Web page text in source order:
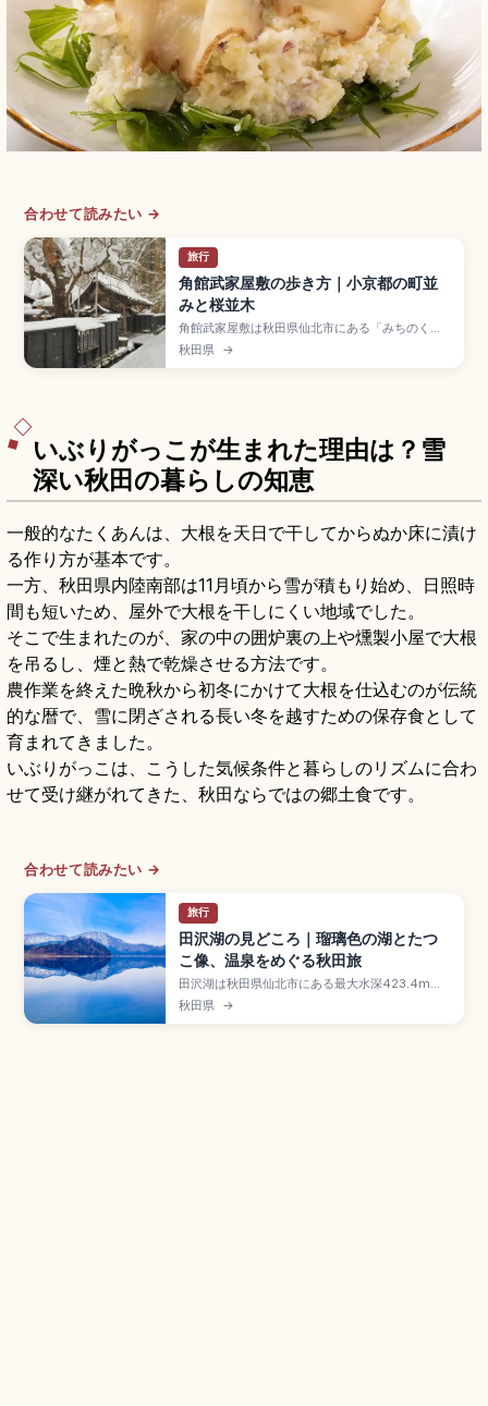
合わせて読みたい →
旅行
角館武家屋敷の歩き方｜小京都の町並
みと桜並木
角館武家屋敷は秋田県仙北市にある「みちのくの
小京都」と呼ばれる城下町で、武家屋敷通りが国
の重要伝統的建造物群保存地区に選定された観光
秋田県 →
いぶりがっこが生まれた理由は？雪
深い秋田の暮らしの知恵
一般的なたくあんは、大根を天日で干してからぬか床に漬け
る作り方が基本です。
一方、秋田県内陸南部は11月頃から雪が積もり始め、日照時
間も短いため、屋外で大根を干しにくい地域でした。
そこで生まれたのが、家の中の囲炉裏の上や燻製小屋で大根
を吊るし、煙と熱で乾燥させる方法です。
農作業を終えた晩秋から初冬にかけて大根を仕込むのが伝統
的な暦で、雪に閉ざされる長い冬を越すための保存食として
育まれてきました。
いぶりがっこは、こうした気候条件と暮らしのリズムに合わ
せて受け継がれてきた、秋田ならではの郷土食です。
合わせて読みたい →
旅行
田沢湖の見どころ｜瑠璃色の湖とたつ
こ像、温泉をめぐる秋田旅
田沢湖は秋田県仙北市にある最大水深423.4mの
日本一深い湖で、瑠璃色から藍色まで季節で変化
する水面が神秘的なカルデラ湖です。たつこ姫伝
秋田県 →